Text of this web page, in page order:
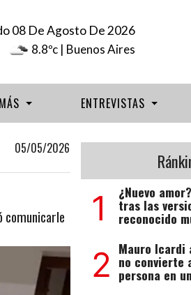
08 De Agosto De 2026
8.8ºc | Buenos Aires
MÁS ENTREVISTAS
05/05/2026
1 ¿Nuevo
tras las
reconocido
2 Mauro Icardi
no convierte
persona en